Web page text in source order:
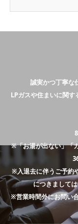
誠実かつ丁寧な
LPガスや住まいに関
※「お湯が出ない」「
※入退去に伴うご予約
につきまして
※営業時間外にお問い